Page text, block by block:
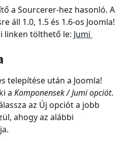
a Sourcerer-hez hasonló. A
áll 1.0, 1.5 és 1.6-os Joomla!
linken tölthető le: Jumi
telepítése után a Joomla!
a Komponensek / Jumi opciót.
az Új opciót a jobb
ahogy az alábbi